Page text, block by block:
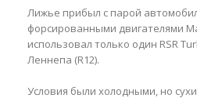
Лижье прибыл с парой
форсированными двигателями
использовал только один RSR
Леннепа (R12).
Условия были холодными, но